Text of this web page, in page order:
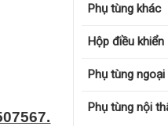
Phụ tùng khác
Hộp điều khiển
Phụ tùng
Phụ tùng nội